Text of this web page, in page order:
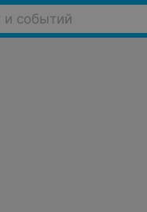
и событий